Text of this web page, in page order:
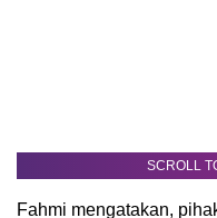
SCROLL
Fahmi mengatakan,